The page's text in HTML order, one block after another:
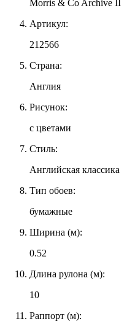
Morris & Co Archive II
Артикул:
212566
Страна:
Англия
Рисунок:
с цветами
Стиль:
Английская классика
Тип обоев:
бумажные
Ширина (м):
0.52
Длина рулона (м):
10
Раппорт (м):